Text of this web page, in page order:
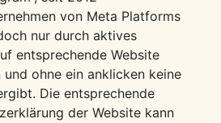
von Meta Platforms
nur durch aktives
entsprechende Website
ohne ein anklicken keine
Die entsprechende
der Website kann